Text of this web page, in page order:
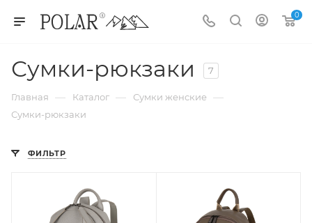
0
Сумки-рюкзаки 7
Главная — Каталог — Сумки женские —
Сумки-рюкзаки
ФИЛЬТР